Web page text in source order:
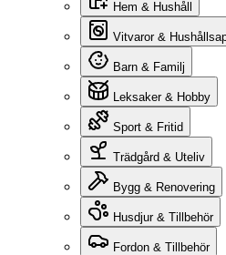
Hem & Hushåll
Vitvaror &
Barn & Familj
Leksaker & Hobby
Sport & Fritid
Trädgård & Uteliv
Bygg & Renovering
Husdjur & Tillbehör
Fordon & Tillbehör